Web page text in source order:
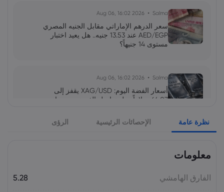
Salma
2026 Aug 06, 16:02
سعر الدرهم الإماراتي مقابل الجنيه المصري
AED/EGP عند 13.53 جنيه.. هل يعيد اختبار
مستوى 14 جنيهاً؟
Salma
2026 Aug 06, 16:02
أسعار الفضة اليوم: XAG/USD يقفز إلى
64.07 دولاراً.. هل تواصل الفضة صعودها نحو
نظرة عامة الإحصائات الرئيسية الرؤى
معلومات
الفارق الهامشي 5.28